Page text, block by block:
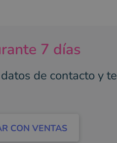
7 días
de contacto y te
CON VENTAS